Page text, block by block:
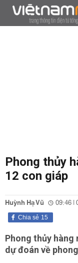
Phong thủy
12 con giáp
Huỳnh Hạ Vũ 09:46 |
15
Chia sẻ
Phong thủy hàng
dự đoán về